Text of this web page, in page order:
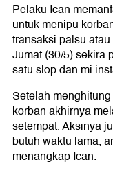
Pelaku Ican
untuk menipu
transaksi palsu
Jumat (30/5) sekira
satu slop dan mi
Setelah
korban akhirnya
setempat. Aksinya
butuh waktu lama,
menangkap Ican.